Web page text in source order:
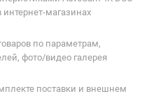
магазинах
по параметрам,
фото/видео галерея
поставки и внешнем